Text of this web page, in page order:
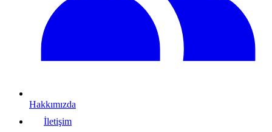
Hakkımızda
İletişim